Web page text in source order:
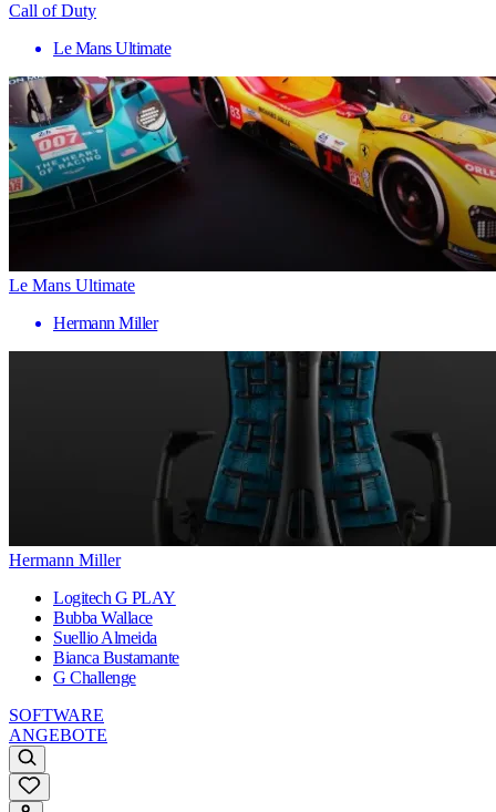
Call of Duty
Le Mans Ultimate
Le Mans Ultimate
Hermann Miller
Hermann Miller
Logitech G PLAY
Bubba Wallace
Suellio Almeida
Bianca Bustamante
G Challenge
SOFTWARE
ANGEBOTE